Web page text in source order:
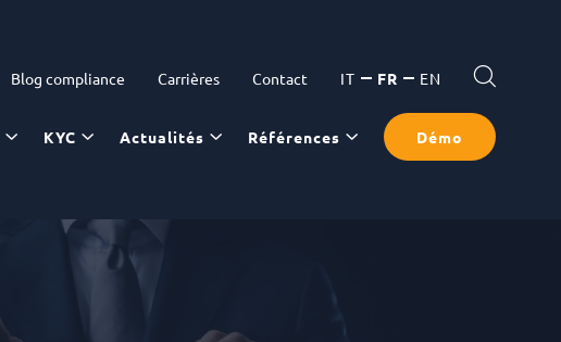
Blog compliance Carrières Contact IT FR EN
KYC Actualités Références Démo